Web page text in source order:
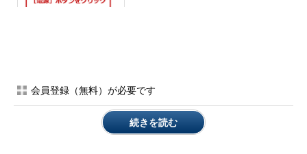
コントロールパネルの［電源オプション］で「休止状態」を
会員登録（無料）が必要です
続きを読む